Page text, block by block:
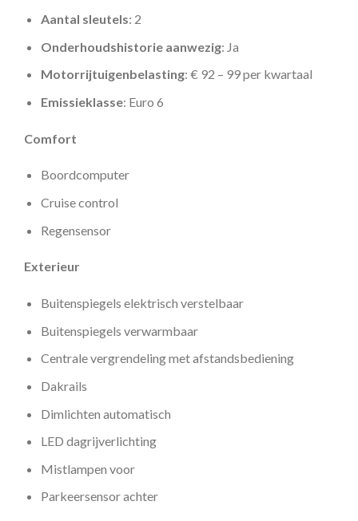
Aantal sleutels: 2
Onderhoudshistorie aanwezig: Ja
Motorrijtuigenbelasting: € 92 – 99 per kwartaal
Emissieklasse: Euro 6
Comfort
Boordcomputer
Cruise control
Regensensor
Exterieur
Buitenspiegels elektrisch verstelbaar
Buitenspiegels verwarmbaar
Centrale vergrendeling met afstandsbediening
Dakrails
Dimlichten automatisch
LED dagrijverlichting
Mistlampen voor
Parkeersensor achter